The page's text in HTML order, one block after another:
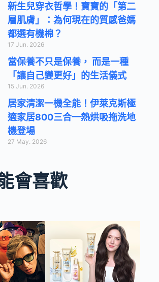
新生兒穿衣哲學！寶寶的「第二
層肌膚」：為何現在的質感爸媽
都選有機棉？
17 Jun. 2026
當保養不只是保養， 而是一種
「讓自己變更好」的生活儀式
15 Jun. 2026
居家清潔一機全能！伊萊克斯極
適家居800三合一熱烘吸拖洗地
機登場
27 May. 2026
會喜歡